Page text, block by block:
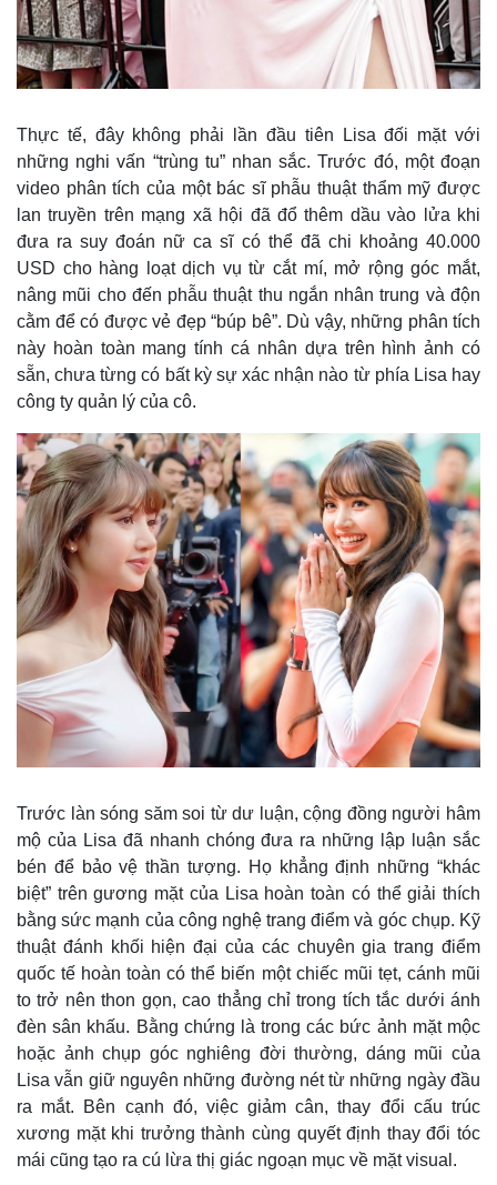
Bất động sản
Khởi nghiệp
Thị trường
Tiêu dùng
Thực tế, đây không phải lần đầu tiên Lisa đối mặt với
những nghi vấn “trùng tu” nhan sắc. Trước đó, một đoạn
video phân tích của một bác sĩ phẫu thuật thẩm mỹ được
lan truyền trên mạng xã hội đã đổ thêm dầu vào lửa khi
đưa ra suy đoán nữ ca sĩ có thể đã chi khoảng 40.000
USD cho hàng loạt dịch vụ từ cắt mí, mở rộng góc mắt,
nâng mũi cho đến phẫu thuật thu ngắn nhân trung và độn
cằm để có được vẻ đẹp “búp bê”. Dù vậy, những phân tích
này hoàn toàn mang tính cá nhân dựa trên hình ảnh có
sẵn, chưa từng có bất kỳ sự xác nhận nào từ phía Lisa hay
công ty quản lý của cô.
Trước làn sóng săm soi từ dư luận, cộng đồng người hâm
mộ của Lisa đã nhanh chóng đưa ra những lập luận sắc
bén để bảo vệ thần tượng. Họ khẳng định những “khác
biệt” trên gương mặt của Lisa hoàn toàn có thể giải thích
bằng sức mạnh của công nghệ trang điểm và góc chụp. Kỹ
thuật đánh khối hiện đại của các chuyên gia trang điểm
quốc tế hoàn toàn có thể biến một chiếc mũi tẹt, cánh mũi
to trở nên thon gọn, cao thẳng chỉ trong tích tắc dưới ánh
đèn sân khấu. Bằng chứng là trong các bức ảnh mặt mộc
hoặc ảnh chụp góc nghiêng đời thường, dáng mũi của
Lisa vẫn giữ nguyên những đường nét từ những ngày đầu
ra mắt. Bên cạnh đó, việc giảm cân, thay đổi cấu trúc
xương mặt khi trưởng thành cùng quyết định thay đổi tóc
mái cũng tạo ra cú lừa thị giác ngoạn mục về mặt visual.